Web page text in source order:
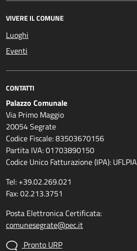
VIVERE IL COMUNE
Luoghi
Eventi
CONTATTI
Palazzo Comunale
Via Primo Maggio
20054 Segrate
Codice Fiscale: 83503670156
Partita IVA: 01703890150
Codice Unico Fatturazione (IPA): UFLPIA
Tel: +39.02.269.021
Fax: 02.213.3751
Posta Elettronica Certificata:
comunesegrate@pec.it
Pronto URP